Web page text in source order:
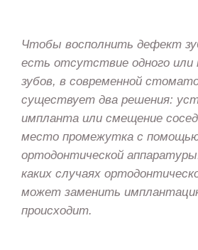
Чтобы восполнить дефект
есть отсутствие одного или
зубов, в современной
существует два решения:
импланта или смещение
место промежутка с
ортодонтической
каких случаях
может заменить
происходит.